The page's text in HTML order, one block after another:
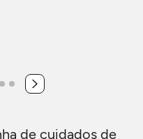
de cuidados de